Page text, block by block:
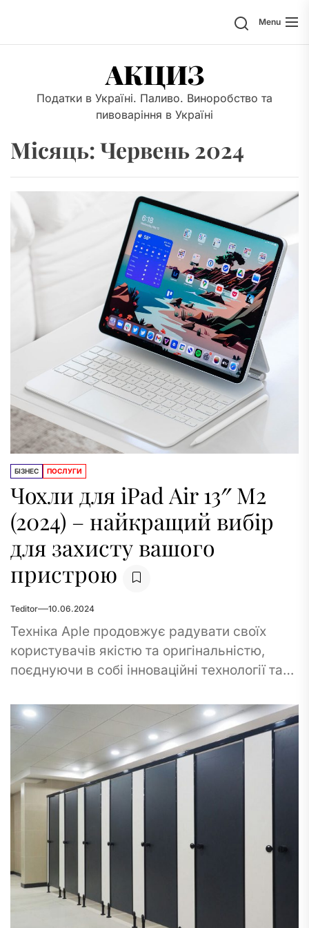
the
SearchMenu
АКЦИЗ
Податки в Україні. Паливо. Виноробство та
пивоваріння в Україні
Місяць:Червень 2024
БІЗНЕС ПОСЛУГИ
Чохли для iPad Air 13″ M2
(2024) – найкращий вибір
для захисту вашого
пристрою
Teditor 10.06.2024
Техніка Aple продовжує радувати своїх
користувачів якістю та оригінальністю,
поєднуючи в собі інноваційні технології та
від різного роду зовнішніх...